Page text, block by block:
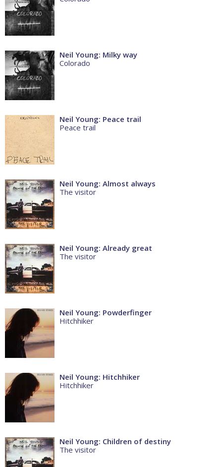
Neil Young: Milky way
Colorado
Neil Young: Peace trail
Peace trail
Neil Young: Almost always
The visitor
Neil Young: Already great
The visitor
Neil Young: Powderfinger
Hitchhiker
Neil Young: Hitchhiker
Hitchhiker
Neil Young: Children of destiny
The visitor